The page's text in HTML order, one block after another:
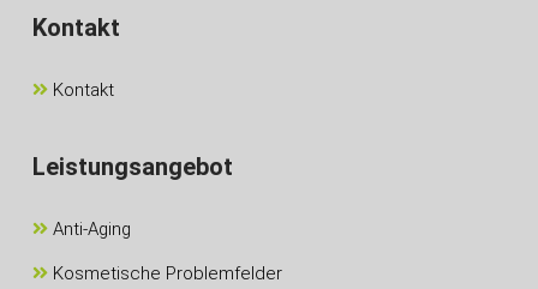
Kontakt
Kontakt
Leistungsangebot
Anti-Aging
Kosmetische Problemfelder